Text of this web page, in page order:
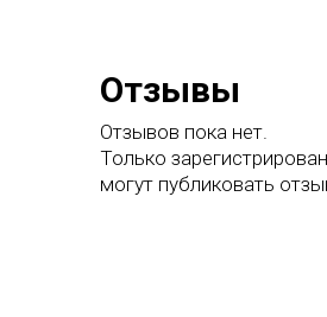
Отзывы
Отзывов пока нет.
Только
могут публиковать